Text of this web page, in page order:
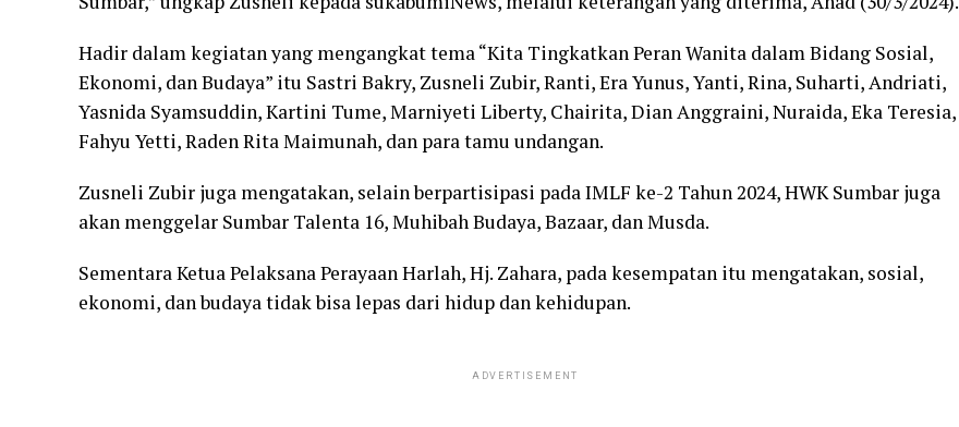
Hadir dalam kegiatan yang mengangkat tema “Kita Tingkatkan Peran Wanita dalam Bidang Sosial,
Ekonomi, dan Budaya” itu Sastri Bakry, Zusneli Zubir, Ranti, Era Yunus, Yanti, Rina, Suharti, Andriati,
Yasnida Syamsuddin, Kartini Tume, Marniyeti Liberty, Chairita, Dian Anggraini, Nuraida, Eka Teresia,
Fahyu Yetti, Raden Rita Maimunah, dan para tamu undangan.
Zusneli Zubir juga mengatakan, selain berpartisipasi pada IMLF ke-2 Tahun 2024, HWK Sumbar juga
akan menggelar Sumbar Talenta 16, Muhibah Budaya, Bazaar, dan Musda.
Sementara Ketua Pelaksana Perayaan Harlah, Hj. Zahara, pada kesempatan itu mengatakan, sosial,
ekonomi, dan budaya tidak bisa lepas dari hidup dan kehidupan.
ADVERTISEMENT